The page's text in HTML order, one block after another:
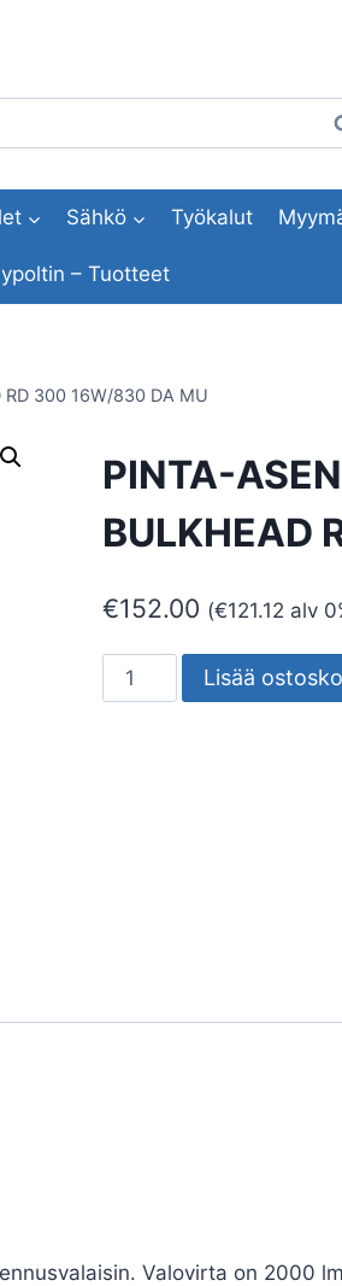
Sähkö Työkalut
– Tuotteet
RD 300 16W/830 DA MU
PINTA-
BULKHEAD
€152.00 (€121.12 alv
PINTA-
ASENNUSVALAISIN
Lisää
Valovirta on 2000